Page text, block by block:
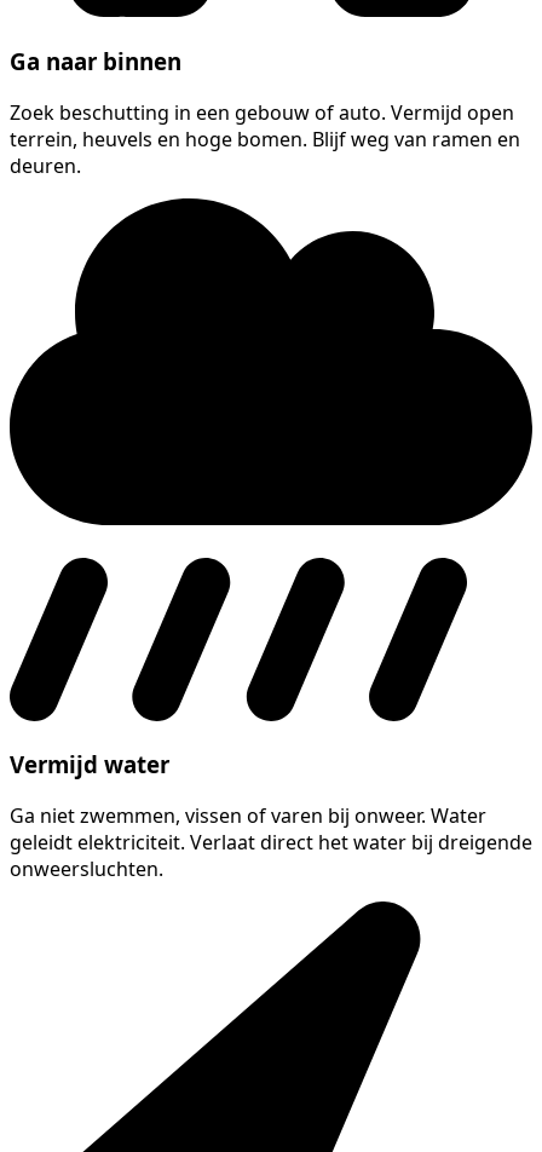
Ga naar binnen
Zoek beschutting in een gebouw of auto. Vermijd open
terrein, heuvels en hoge bomen. Blijf weg van ramen en
deuren.
Vermijd water
Ga niet zwemmen, vissen of varen bij onweer. Water
geleidt elektriciteit. Verlaat direct het water bij dreigende
onweersluchten.